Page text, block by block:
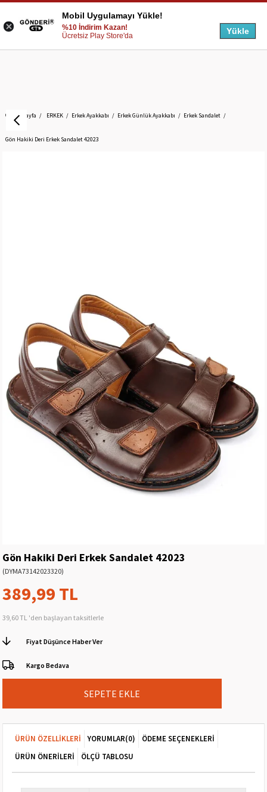
Anasayfa ERKEK Erkek Ayakkabı Erkek Günlük Ayakkabı Erkek Sandalet
Gön Hakiki Deri Erkek Sandalet 42023
Gön Hakiki Deri Erkek Sandalet 42023
(DYMA73142023320)
389,99 TL
39,60 TL 'den başlayan taksitlerle
Fiyat Düşünce Haber Ver
Kargo Bedava
ÜRÜN ÖZELLIKLERI YORUMLAR(0)
ÖDEME SEÇENEKLERI
ÜRÜN ÖNERILERI
ÖLÇÜ TABLOSU
Mobil Uygulamayı Yükle!
%10 İndirim Kazan!
Ücretsiz Play Store'da
Yükle